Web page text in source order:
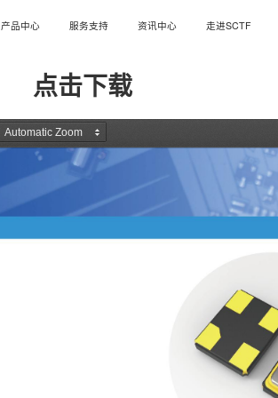
产品中心 服务支持 资讯中心 走进SCTF
点击下载